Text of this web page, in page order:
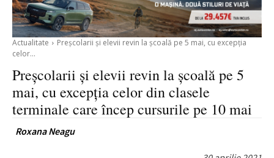
Actualitate
Preșcolarii și elevii revin la școală pe 5 mai, cu excepția
celor...
Preșcolarii și elevii revin la școală pe 5
mai, cu excepția celor din clasele
terminale care încep cursurile pe 10 mai
Roxana Neagu